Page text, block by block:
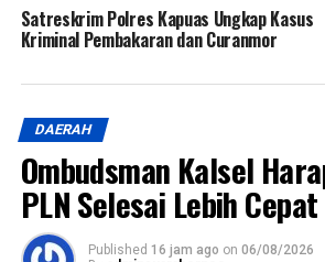
Satreskrim Polres Kapuas Ungkap Kasus
Kriminal Pembakaran dan Curanmor
DAERAH
Ombudsman Kalsel
PLN Selesai Lebih Cepat
Published 16 jam ago on 06/08/2026